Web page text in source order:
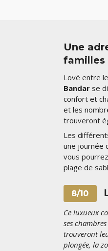
Une
familles
Lové entre
Bandar se
confort et
et les
trouveront
Les
une journée
vous
plage de
8/10
Ce luxueux
ses
trouveront
plongée, la